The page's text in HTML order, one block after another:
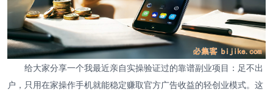
给大家分享一个我最近亲自实操验证过的靠谱副业项目：足不出
户，只用在家操作手机就能稳定赚取官方广告收益的轻创业模式。这